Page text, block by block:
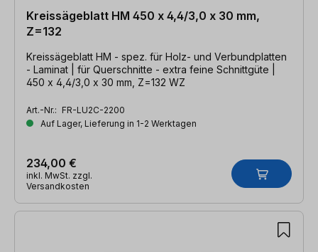
Kreissägeblatt HM 450 x 4,4/3,0 x 30 mm,
Z=132
Kreissägeblatt HM - spez. für Holz- und Verbundplatten
- Laminat | für Querschnitte - extra feine Schnittgüte |
450 x 4,4/3,0 x 30 mm, Z=132 WZ
Art.-Nr.: FR-LU2C-2200
Auf Lager, Lieferung in 1-2 Werktagen
234,00 €
inkl. MwSt. zzgl.
Versandkosten